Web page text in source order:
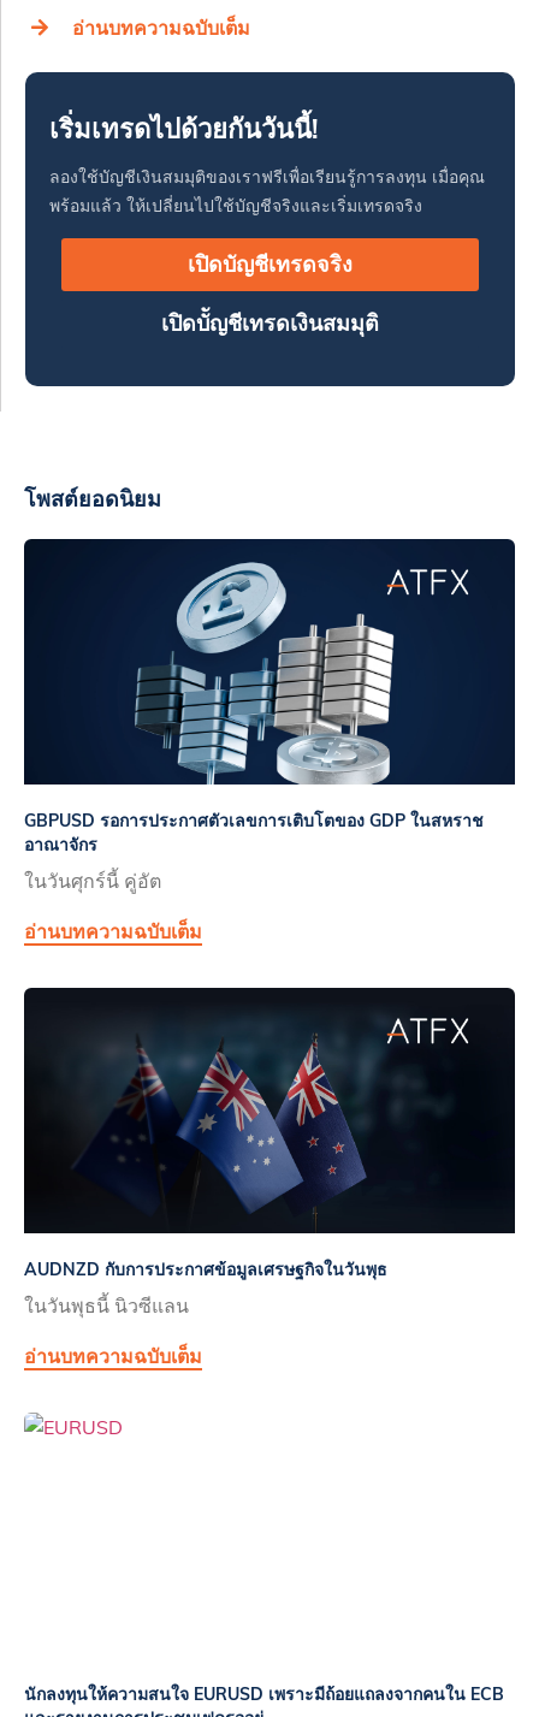
อ่านบทความฉบับเต็ม
เริ่มเทรดไปด้วยกันวันนี้!
ลองใช้บัญชีเงินสมมุติของเราฟรีเพื่อเรียนรู้การลงทุน เมื่อคุณ
พร้อมแล้ว ให้เปลี่ยนไปใช้บัญชีจริงและเริ่มเทรดจริง
เปิดบัญชีเทรดจริง
เปิดบััญชีเทรดเงินสมมุติ
โพสต์ยอดนิยม
GBPUSD รอการประกาศตัวเลขการเติบโตของ GDP ในสหราช
อาณาจักร
ในวันศุกร์นี้ คู่อัต
อ่านบทความฉบับเต็ม
AUDNZD กับการประกาศข้อมูลเศรษฐกิจในวันพุธ
ในวันพุธนี้ นิวซีแลน
อ่านบทความฉบับเต็ม
นักลงทุนให้ความสนใจ EURUSD เพราะมีถ้อยแถลงจากคนใน ECB